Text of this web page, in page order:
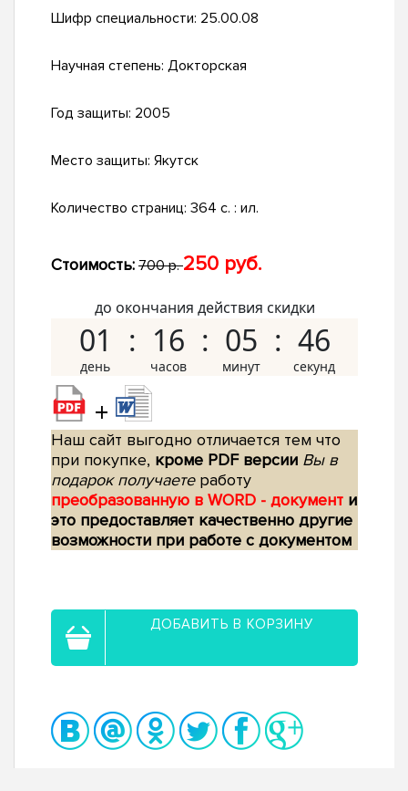
Шифр специальности: 25.00.08
Научная степень: Докторская
Год защиты: 2005
Место защиты: Якутск
Количество страниц: 364 с. : ил.
Стоимость: 700 р.250 руб.
до окончания действия скидки
01 16 05 46
+
Наш сайт выгодно отличается тем что
при покупке, кроме PDF версии Вы в
подарок получаетеработу
преобразованную в WORD - документ и
это предоставляет качественно другие
возможности при работе с документом
ДОБАВИТЬ В КОРЗИНУ